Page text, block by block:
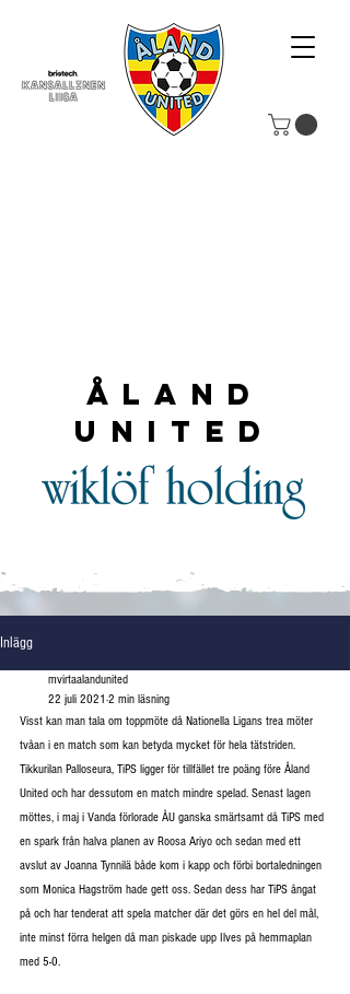
Åland
United
Inlägg
mvirtaalandunited
22 juli 2021 2 min läsning
Visst kan man tala om toppmöte då Nationella Ligans trea möter
tvåan i en match som kan betyda mycket för hela tätstriden.
Tikkurilan Palloseura, TiPS ligger för tillfället tre poäng före Åland
United och har dessutom en match mindre spelad. Senast lagen
möttes, i maj i Vanda förlorade ÅU ganska smärtsamt då TiPS med
en spark från halva planen av Roosa Ariyo och sedan med ett
avslut av Joanna Tynnilä både kom i kapp och förbi bortaledningen
som Monica Hagström hade gett oss. Sedan dess har TiPS ångat
på och har tenderat att spela matcher där det görs en hel del mål,
inte minst förra helgen då man piskade upp Ilves på hemmaplan
med 5-0.